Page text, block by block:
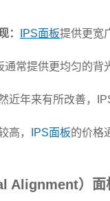
： IPS面板提供更宽
通常提供更均匀的背
近年来有所改善，
高， IPS面板的价格
Alignment）面